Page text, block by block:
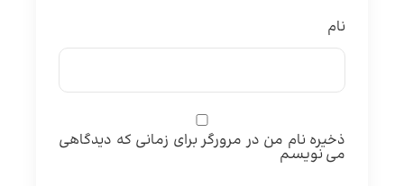
نام
ذخیره نام من در مرورگر برای زمانی که دیدگاهی
می نویسم